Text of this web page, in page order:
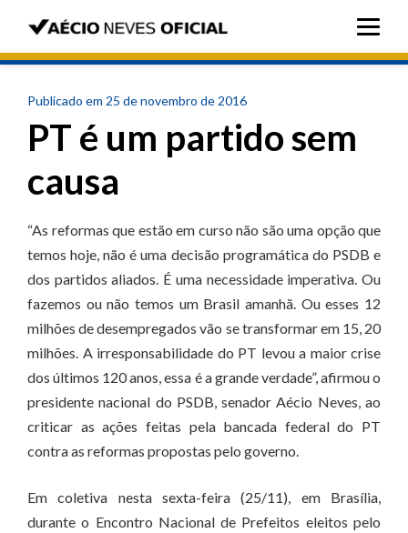
Publicado em 25 de novembro de 2016
PT é um partido sem
causa
“As reformas que estão em curso não são uma opção que
temos hoje, não é uma decisão programática do PSDB e
dos partidos aliados. É uma necessidade imperativa. Ou
fazemos ou não temos um Brasil amanhã. Ou esses 12
milhões de desempregados vão se transformar em 15, 20
milhões. A irresponsabilidade do PT levou a maior crise
dos últimos 120 anos, essa é a grande verdade”, afirmou o
presidente nacional do PSDB, senador Aécio Neves, ao
criticar as ações feitas pela bancada federal do PT
contra as reformas propostas pelo governo.
Em coletiva nesta sexta-feira (25/11), em Brasília,
durante o Encontro Nacional de Prefeitos eleitos pelo